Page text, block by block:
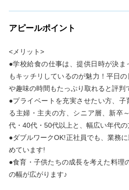
アピールポイント
<メリット>
●学校給食の仕事は、提供日時が決
もキッチリしているのが魅力！平日
や趣味の時間もたっぷり取れると評判
●プライベートを充実させたい方、
る主婦・主夫の方、シニア層、新卒
代・40代・50代以上と、幅広い年代
●ダブルワークOK!正社員でも、業務
めています!
●食育・子供たちの成長を考えた料理
の幅が広がります♪